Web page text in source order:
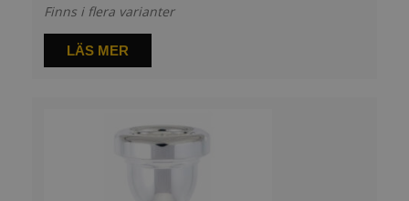
Finns i flera varianter
LÄS MER